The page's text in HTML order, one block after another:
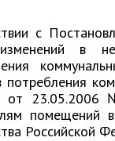
с
в
потребления
от 23.05.2006
помещений
Российской